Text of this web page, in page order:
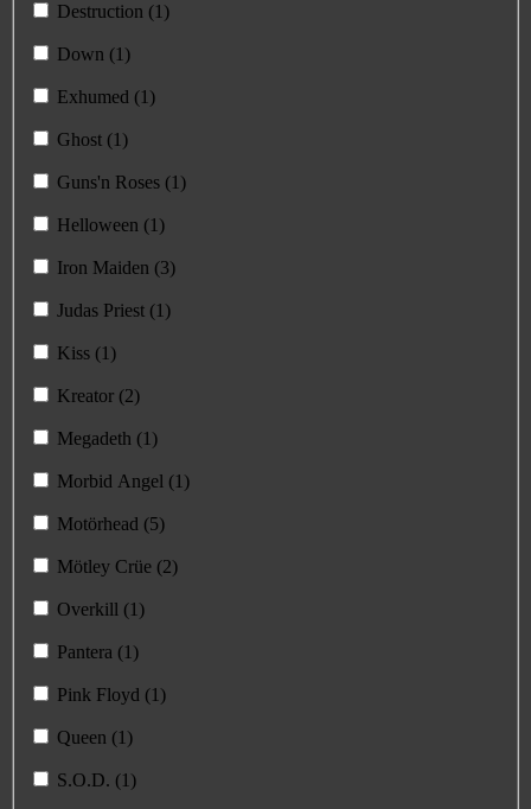
Destruction (1)
Down (1)
Exhumed (1)
Ghost (1)
Guns'n Roses (1)
Helloween (1)
Iron Maiden (3)
Judas Priest (1)
Kiss (1)
Kreator (2)
Megadeth (1)
Morbid Angel (1)
Motörhead (5)
Mötley Crüe (2)
Overkill (1)
Pantera (1)
Pink Floyd (1)
Queen (1)
S.O.D. (1)